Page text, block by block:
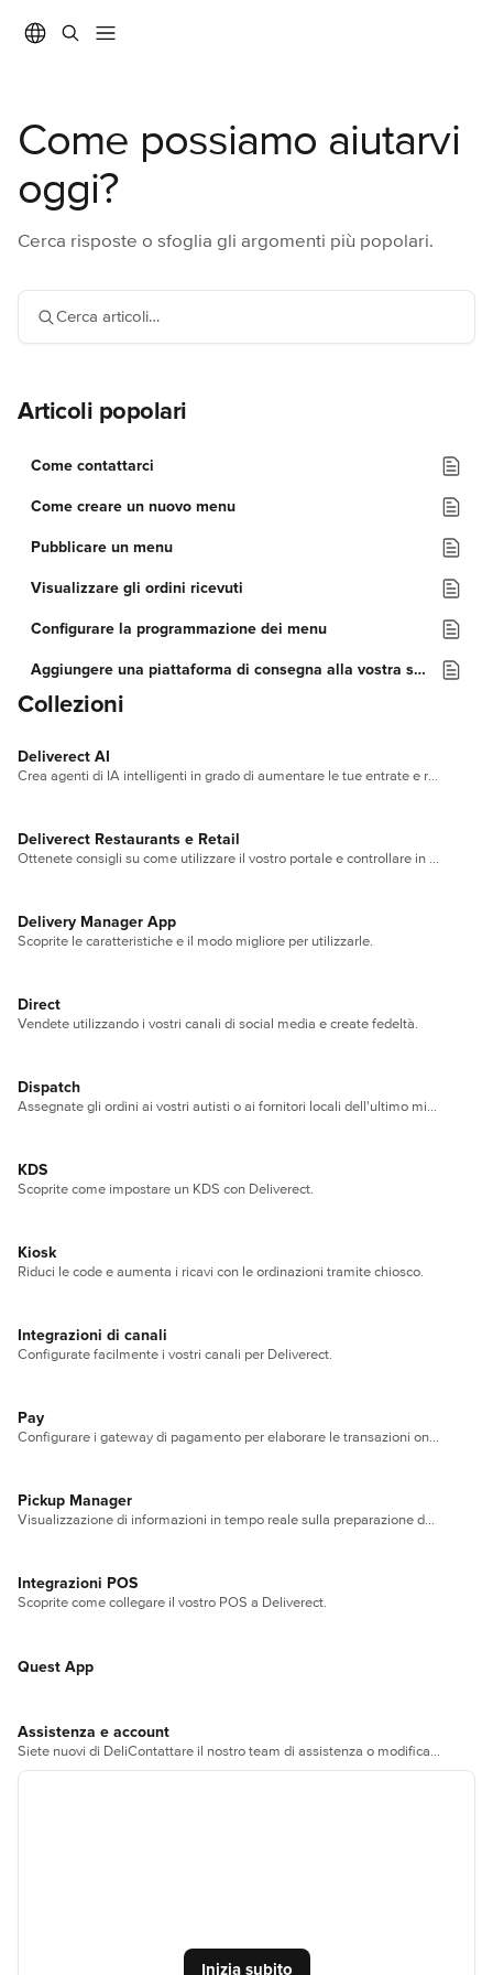
Come possiamo aiutarvi
oggi?
Cerca risposte o sfoglia gli argomenti più popolari.
Cerca articoli…
Articoli popolari
Come contattarci
Come creare un nuovo menu
Pubblicare un menu
Visualizzare gli ordini ricevuti
Configurare la programmazione dei menu
Aggiungere una piattaforma di consegna alla vostra sede
Collezioni
Deliverect AI
Crea agenti di IA intelligenti in grado di aumentare le tue entrate e risolvere problemi.
Deliverect Restaurants e Retail
Ottenete consigli su come utilizzare il vostro portale e controllare in modo efficiente la vostra attività.
Delivery Manager App
Scoprite le caratteristiche e il modo migliore per utilizzarle.
Direct
Vendete utilizzando i vostri canali di social media e create fedeltà.
Dispatch
Assegnate gli ordini ai vostri autisti o ai fornitori locali dell'ultimo miglio.
KDS
Scoprite come impostare un KDS con Deliverect.
Kiosk
Riduci le code e aumenta i ricavi con le ordinazioni tramite chiosco.
Integrazioni di canali
Configurate facilmente i vostri canali per Deliverect.
Pay
Configurare i gateway di pagamento per elaborare le transazioni online e offline.
Pickup Manager
Visualizzazione di informazioni in tempo reale sulla preparazione degli ordini su qualsiasi schermata.
Integrazioni POS
Scoprite come collegare il vostro POS a Deliverect.
Quest App
Assistenza e account
Siete nuovi di DeliContattare il nostro team di assistenza o modificare le impostazioni di account e fatturazione.verect o avete bisogno di assistenza? Questo è il posto giusto!
Inizia subito